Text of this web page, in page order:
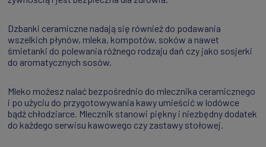
Dzbanki ceramiczne nadają się również do podawania
wszelkich płynów, mleka, kompotów, soków a nawet
śmietanki do polewania różnego rodzaju dań czy jako sosjerki
do aromatycznych sosów.
Mleko możesz nalać bezpośrednio do mlecznika ceramicznego
i po użyciu do przygotowywania kawy umieścić w lodówce
bądź chłodziarce. Mlecznik stanowi piękny i niezbędny dodatek
do każdego serwisu kawowego czy zastawy stołowej.